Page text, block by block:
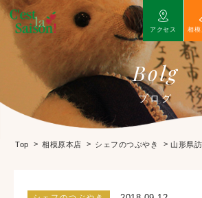
アクセス 相模
Bolg
ブログ
Top > 相模原本店 > シェフのつぶやき > 山形県